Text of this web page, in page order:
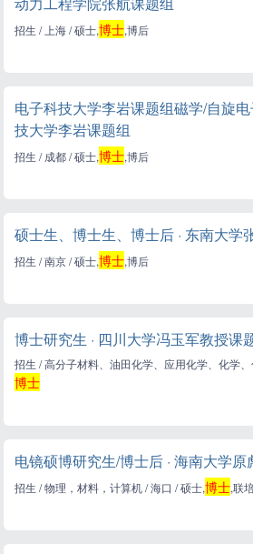
招生 / 上海 / 硕士,博士,博后
电子科技大学李岩课题组磁学/自旋
技大学李岩课题组
招生 / 成都 / 硕士,博士,博后
硕士生、博士生、博士后 · 东南大学
招生 / 南京 / 硕士,博士,博后
博士研究生 · 四川大学冯玉军教授课
招生 / 高分子材料、油田化学、应用化学、化学
博士
电镜硕博研究生/博士后 · 海南大学原
招生 / 物理，材料，计算机 / 海口 / 硕士,博士,联